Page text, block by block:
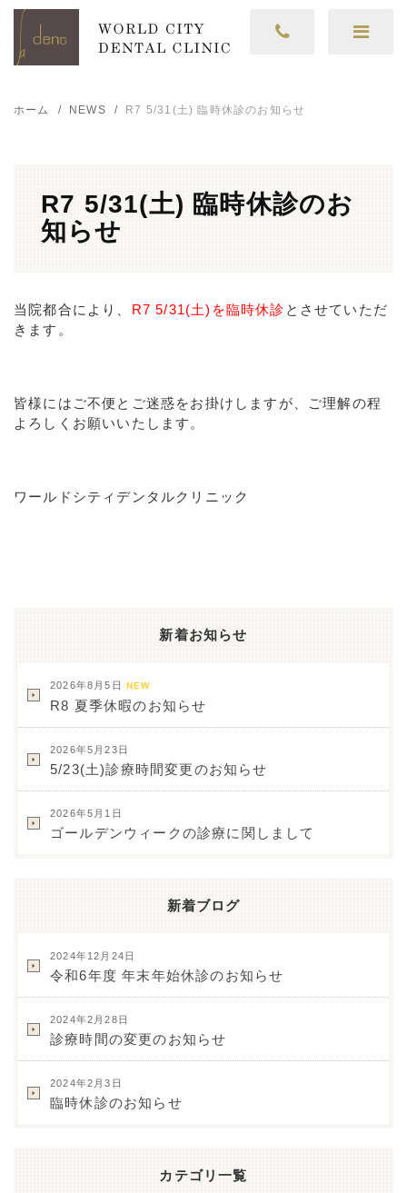
ホーム NEWS R7 5/31(土) 臨時休診のお知らせ
R7 5/31(土) 臨時休診のお
知らせ
当院都合により、 R7 5/31(土)を臨時休診 とさせていただ
きます。
皆様にはご不便とご迷惑をお掛けしますが、ご理解の程
よろしくお願いいたします。
ワールドシティデンタルクリニック
新着お知らせ
2026年8月5日 NEW
R8 夏季休暇のお知らせ
2026年5月23日
5/23(土)診療時間変更のお知らせ
2026年5月1日
ゴールデンウィークの診療に関しまして
新着ブログ
2024年12月24日
令和6年度 年末年始休診のお知らせ
2024年2月28日
診療時間の変更のお知らせ
2024年2月3日
臨時休診のお知らせ
カテゴリ一覧